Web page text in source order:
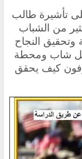
تأشيرة طالب
من الشباب
وتحقيق النجاح
كل شاب ومحطة
كيف يحقق